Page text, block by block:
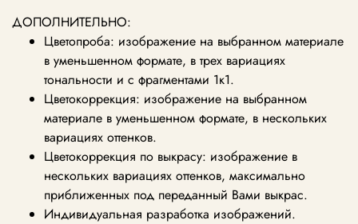
ДОПОЛНИТЕЛЬНО:
Цветопроба: изображение на выбранном материале
в уменьшенном формате, в трех вариациях
тональности и с фрагментами 1к1.
Цветокоррекция: изображение на выбранном
материале в уменьшенном формате, в нескольких
вариациях оттенков.
Цветокоррекция по выкрасу: изображение в
нескольких вариациях оттенков, максимально
приближенных под переданный Вами выкрас.
Индивидуальная разработка изображений.